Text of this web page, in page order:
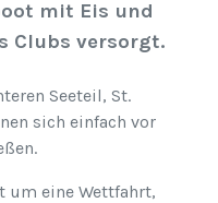
mit Eis und
Clubs versorgt.
Seeteil, St.
sich einfach vor
um eine Wettfahrt,